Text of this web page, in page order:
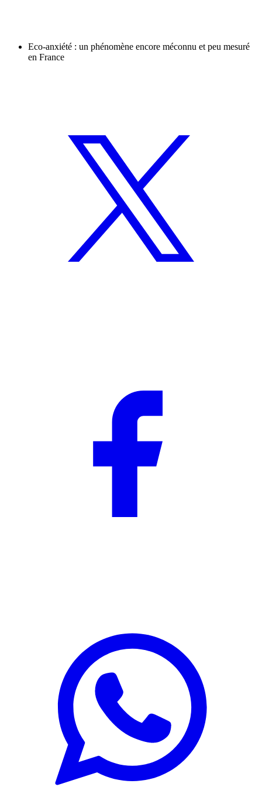
Eco-anxiété : un phénomène encore méconnu et peu mesuré
en France